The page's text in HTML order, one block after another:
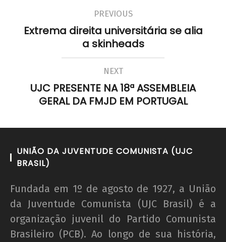
PREVIOUS
Extrema direita universitária se alia
a skinheads
NEXT
UJC PRESENTE NA 18ª ASSEMBLEIA
GERAL DA FMJD EM PORTUGAL
UNIÃO DA JUVENTUDE COMUNISTA (UJC
BRASIL)
Fundada em 1º de agosto de 1927, a União
da Juventude Comunista (UJC Brasil) é a
organização juvenil do Partido Comunista
Brasileiro (PCB). Ao longo de sua história,